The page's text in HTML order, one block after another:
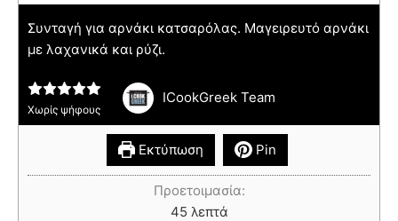
Συνταγή για αρνάκι κατσαρόλας. Μαγειρευτό αρνάκι
με λαχανικά και ρύζι.
Χωρίς ψήφους
ICookGreek Team
Εκτύπωση Pin
Προετοιμασία:
45 λεπτά